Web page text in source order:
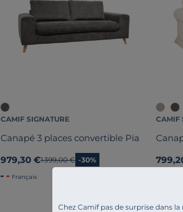
Chez Camif pas de surprise dans
CAMIF SIGNATURE
Canapé 3 places convertible Pia
979,30 €Ancien prix
1 399,00 € -30%
Français
CAMIF